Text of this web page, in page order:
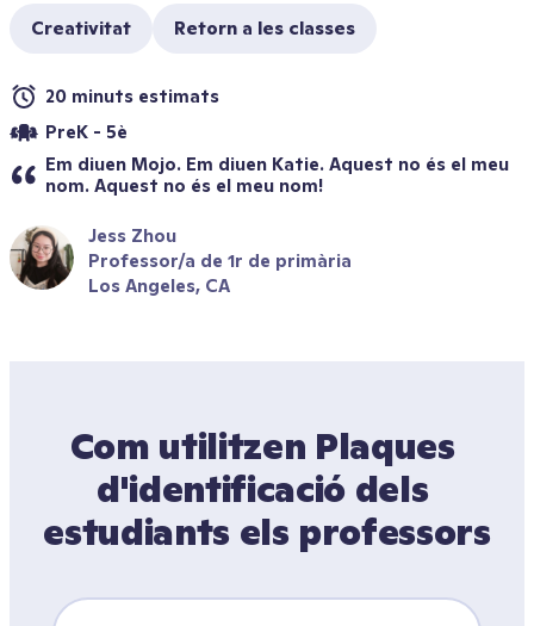
Creativitat Retorn a les classes
20 minuts estimats
PreK - 5è
Em diuen Mojo. Em diuen Katie. Aquest no és el meu
nom. Aquest no és el meu nom!
Jess Zhou
Professor/a de 1r de primària
Los Angeles, CA
Com utilitzen Plaques
d'identificació dels
estudiants els professors